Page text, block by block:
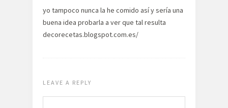
yo tampoco nunca la he comido así y sería una
buena idea probarla a ver que tal resulta
decorecetas.blogspot.com.es/
LEAVE A REPLY